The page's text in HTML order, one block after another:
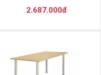
2.687.000đ